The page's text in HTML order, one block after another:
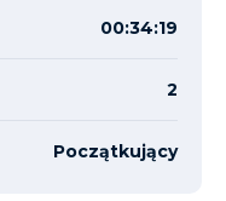
00:34:19
2
Początkujący